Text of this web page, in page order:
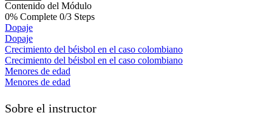
Contenido del Módulo
0% Complete 0/3 Steps
Dopaje
Dopaje
Crecimiento del béisbol en el caso colombiano
Crecimiento del béisbol en el caso colombiano
Menores de edad
Menores de edad
Sobre el instructor